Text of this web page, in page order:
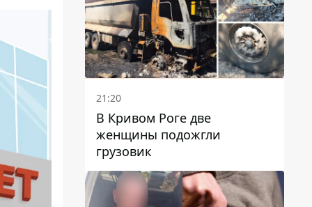
21:20
В Кривом Роге две
женщины подожгли
грузовик